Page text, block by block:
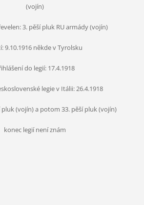
(vojín)
3. pěší pluk RU armády (vojín)
9.10.1916 někde v Tyrolsku
do legií: 17.4.1918
legie v Itálii: 26.4.1918
pluk (vojín) a potom 33. pěší pluk (vojín)
konec legií není znám